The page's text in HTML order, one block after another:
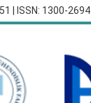
| ISSN: 1300-2694